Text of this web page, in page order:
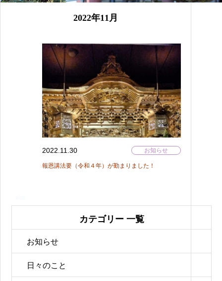
2022年11月
2022.11.30 お知らせ
報恩講法要（令和４年）が勤まりました！
カテゴリー 一覧
お知らせ
日々のこと